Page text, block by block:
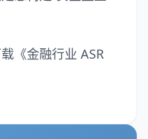
《金融行业 ASR